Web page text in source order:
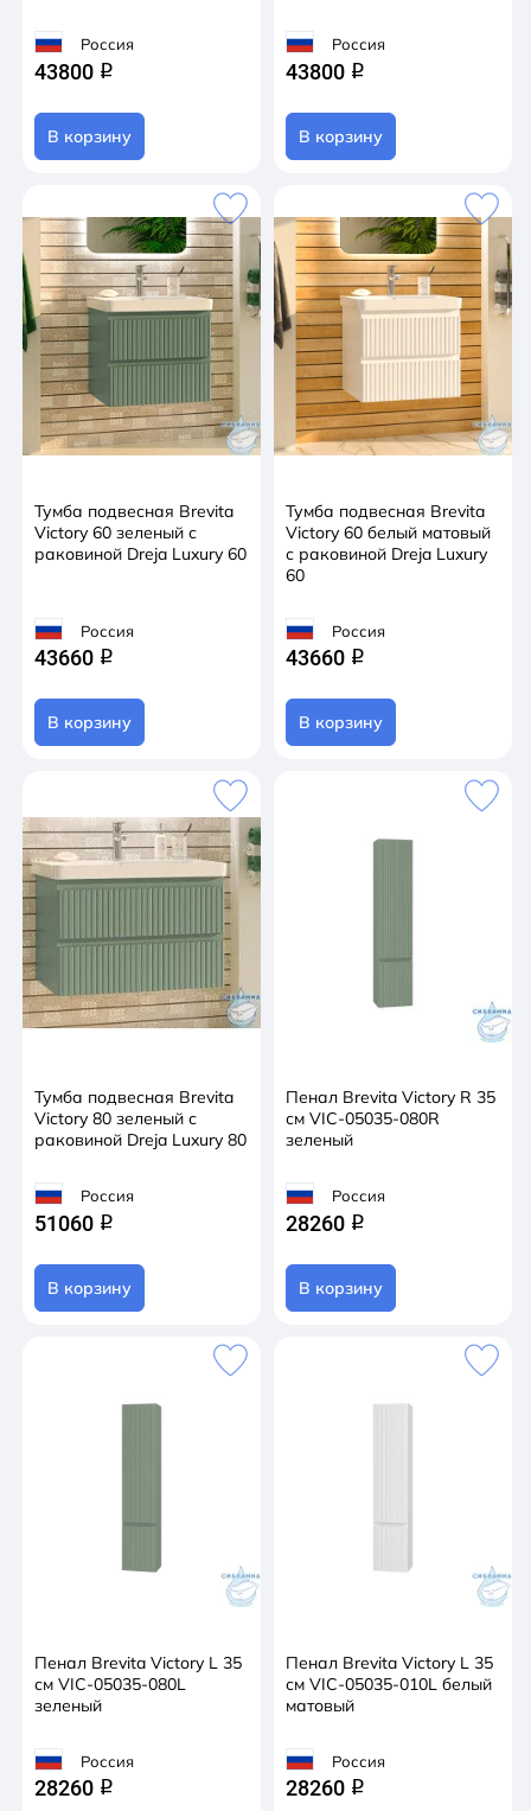
Россия
43800 q
В корзину
Россия
43800 q
В корзину
Тумба подвесная Brevita
Victory 60 зеленый с
раковиной Dreja Luxury 60
Россия
43660 q
В корзину
Тумба подвесная Brevita
Victory 60 белый матовый
с раковиной Dreja Luxury
60
Россия
43660 q
В корзину
Тумба подвесная Brevita
Victory 80 зеленый с
раковиной Dreja Luxury 80
Россия
51060 q
В корзину
Пенал Brevita Victory R 35
см VIC-05035-080R
зеленый
Россия
28260 q
В корзину
Пенал Brevita Victory L 35
см VIC-05035-080L
зеленый
Россия
28260 q
Пенал Brevita Victory L 35
см VIC-05035-010L белый
матовый
Россия
28260 q